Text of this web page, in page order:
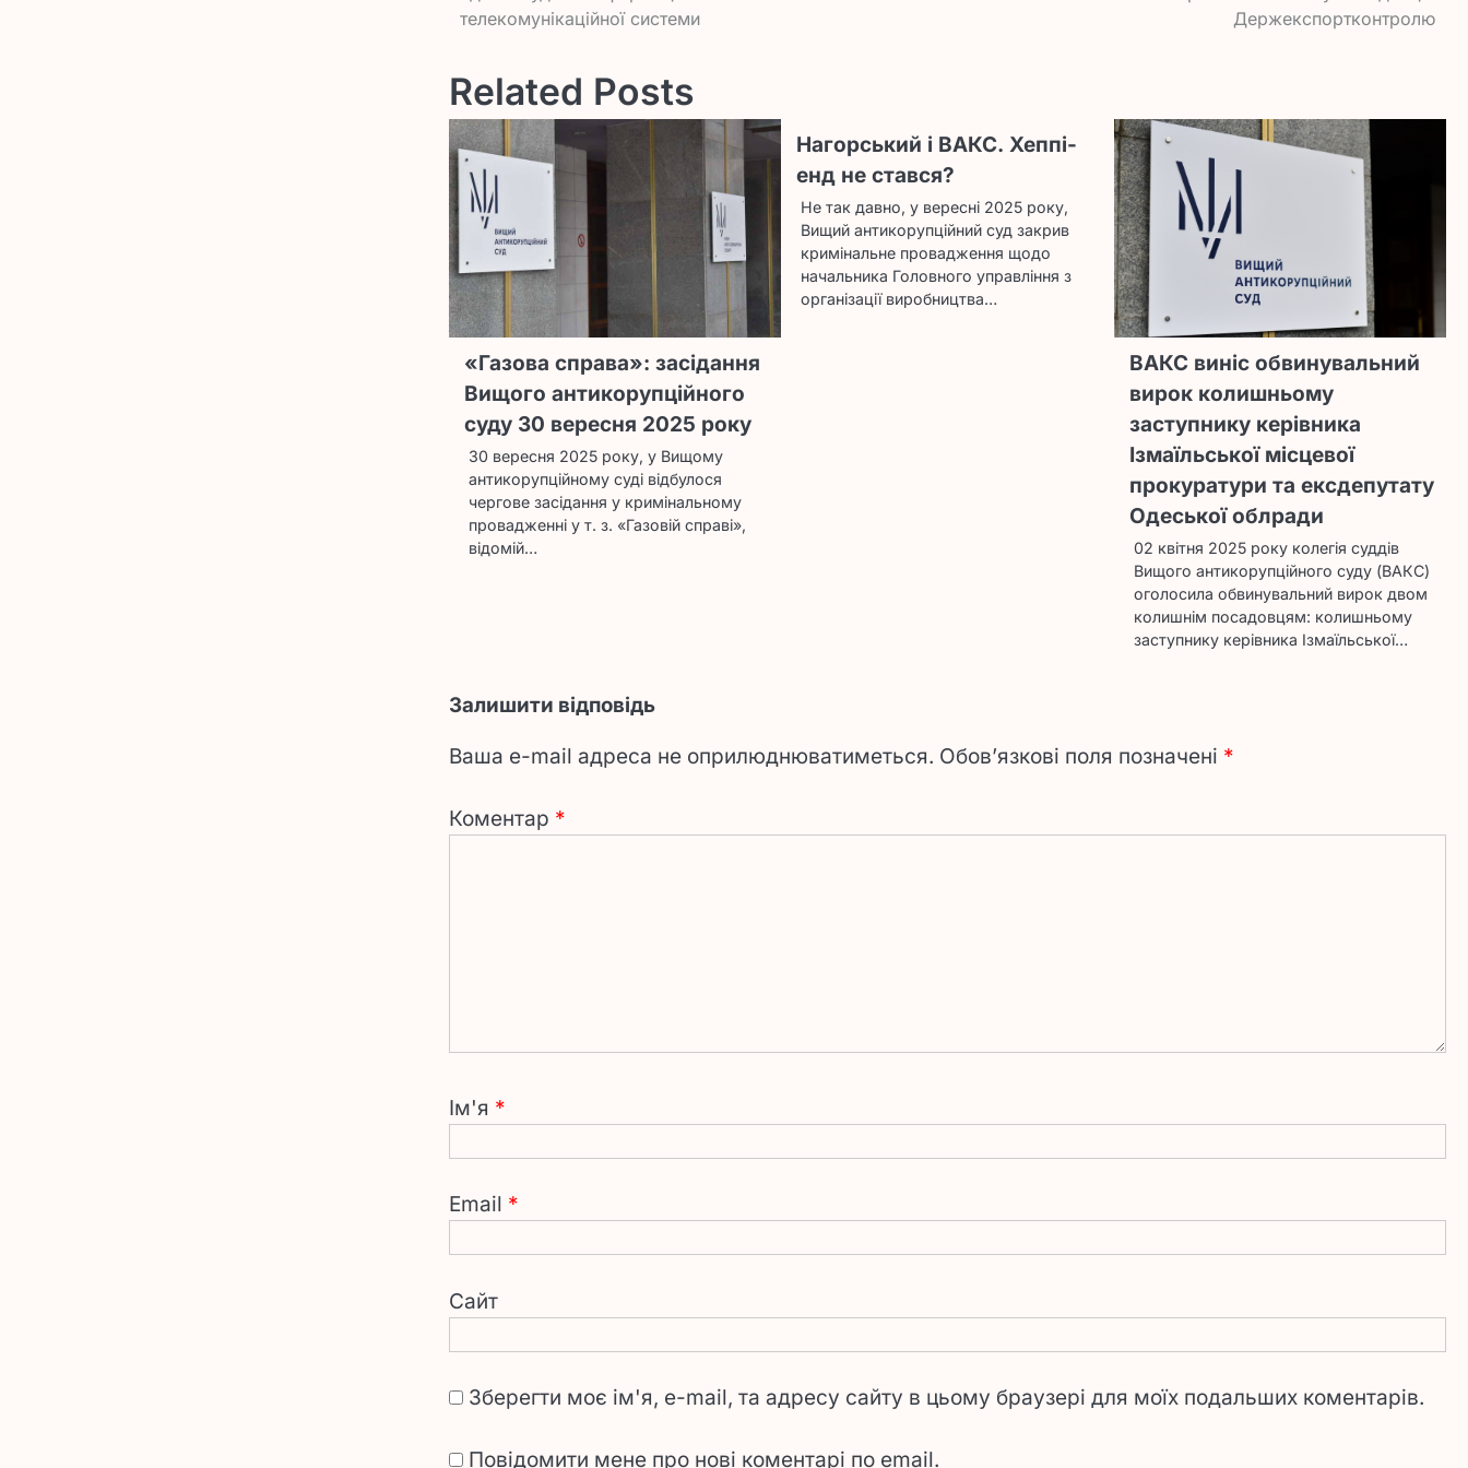
записів
телекомунікаційної системи
Держекспортконтролю
Related Posts
«Газова справа»: засідання
Вищого антикорупційного
суду 30 вересня 2025 року
30 вересня 2025 року, у Вищому
антикорупційному суді відбулося
чергове засідання у кримінальному
провадженні у т. з. «Газовій справі»,
відомій…
Нагорський і ВАКС. Хеппі-
енд не стався?
Не так давно, у вересні 2025 року,
Вищий антикорупційний суд закрив
кримінальне провадження щодо
начальника Головного управління з
організації виробництва…
ВАКС виніс обвинувальний
вирок колишньому
заступнику керівника
Ізмаїльської місцевої
прокуратури та ексдепутату
Одеської облради
02 квітня 2025 року колегія суддів
Вищого антикорупційного суду (ВАКС)
оголосила обвинувальний вирок двом
колишнім посадовцям: колишньому
заступнику керівника Ізмаїльської…
Залишити відповідь
Ваша e-mail адреса не оприлюднюватиметься. Обов’язкові поля позначені *
Коментар *
Ім'я *
Email *
Сайт
Зберегти моє ім'я, e-mail, та адресу сайту в цьому браузері для моїх подальших коментарів.
Повідомити мене про нові коментарі по email.